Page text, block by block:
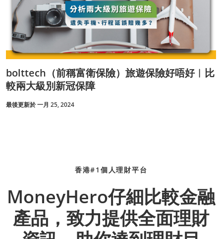
bolttech（前稱富衛保險）旅遊保險好唔好︱比
較兩大級別新冠保障
最後更新於 一月 25, 2024
香港#1個人理財平台
MoneyHero仔細比較金融
產品，致力提供全面理財